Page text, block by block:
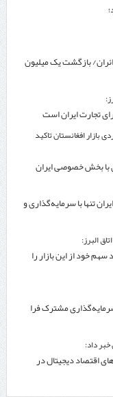
بازگشت یک میلیون
تجارت ایران است
بازار افغانستان تاکید
با بخش خصوصی ایران
دلاری با ایران تنها با سرمایه‌گذاری و
البرز:
خود از این بازار را
مشترک فرا
داد:
اقتصاد دیجیتال در